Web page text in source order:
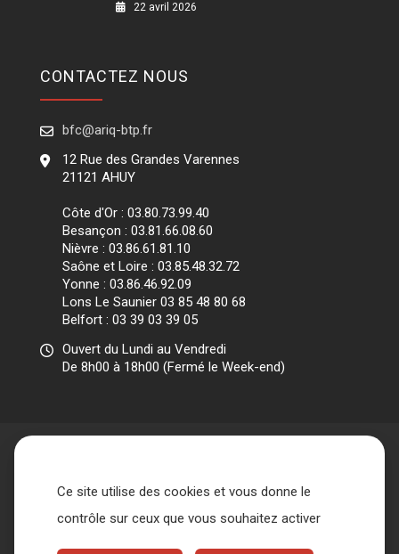
22 avril 2026
CONTACTEZ NOUS
bfc@ariq-btp.fr
12 Rue des Grandes Varennes
21121 AHUY
Côte d'Or : 03.80.73.99.40
Besançon : 03.81.66.08.60
Nièvre : 03.86.61.81.10
Saône et Loire : 03.85.48.32.72
Yonne : 03.86.46.92.09
Lons Le Saunier 03 85 48 80 68
Belfort : 03 39 03 39 05
Ouvert du Lundi au Vendredi
De 8h00 à 18h00 (Fermé le Week-end)
Accueil
L’association
Qui sommes nous ?
Les différents acteurs
Ce site utilise des cookies et vous donne le
contrôle sur ceux que vous souhaitez activer